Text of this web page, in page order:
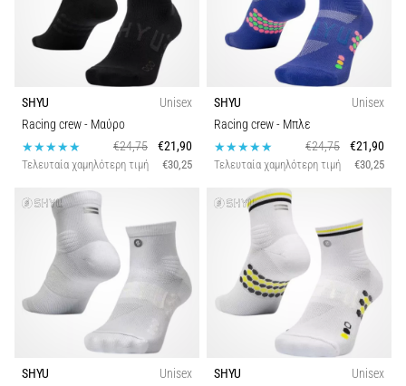
SHYU
Unisex
Racing crew- Μαύρο
€24,75
€21,90
Τελευταία χαμηλότερη τιμή €30,25
SHYU
Unisex
Racing crew- Μπλε
€24,75
€21,90
Τελευταία χαμηλότερη τιμή €30,25
SHYU
Unisex
SHYU
Unisex